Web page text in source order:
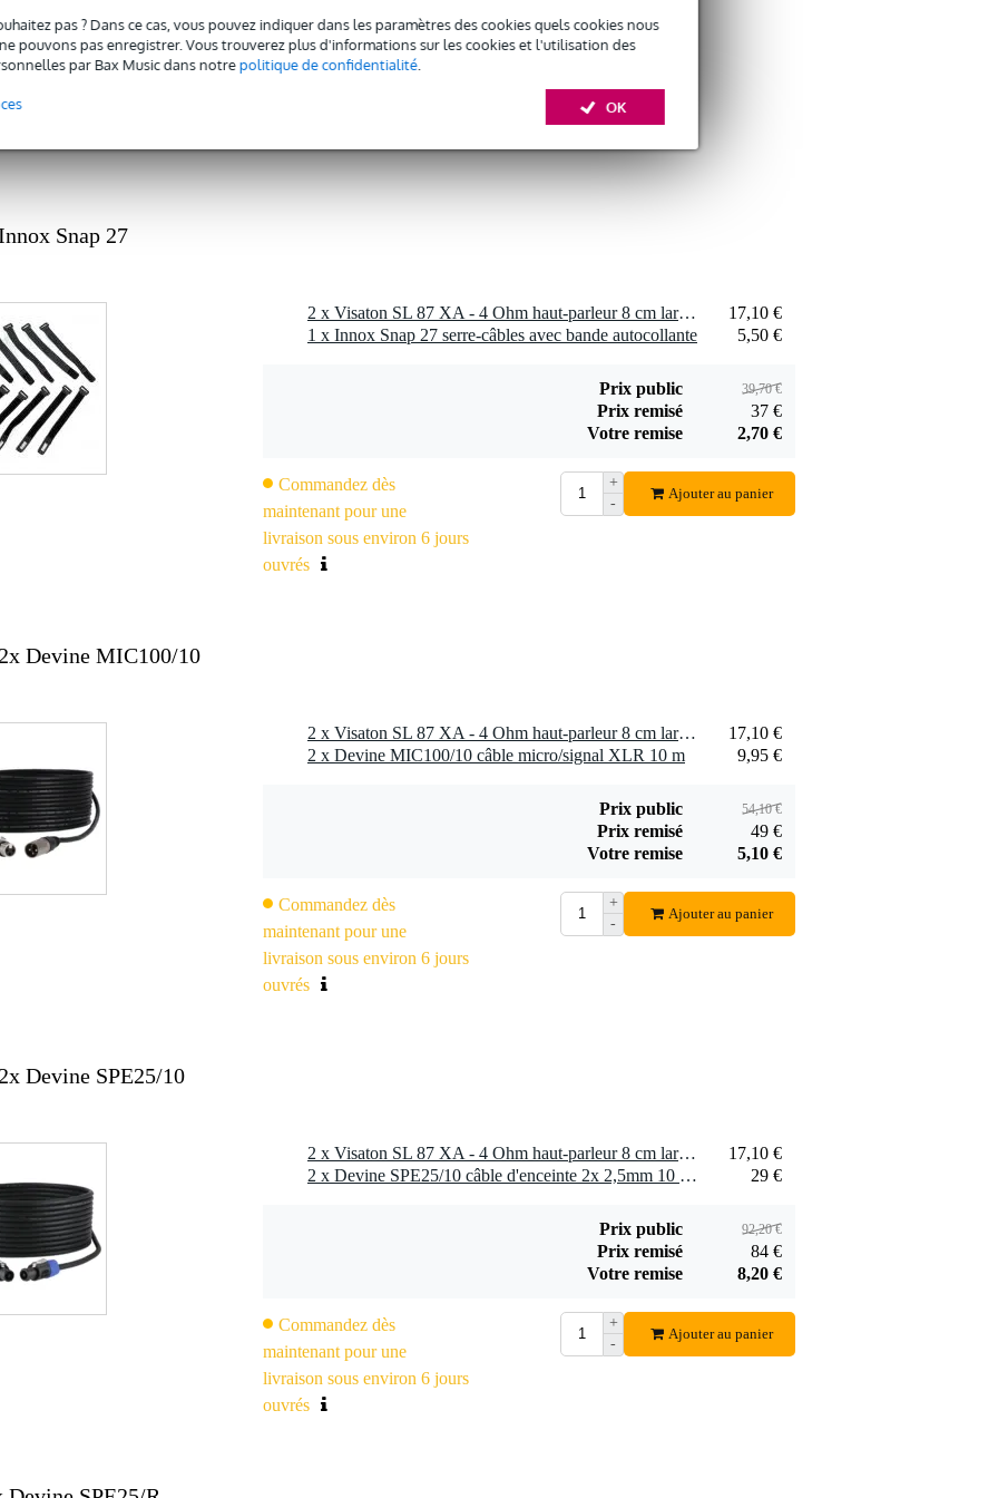
pas ? Dans ce cas, vous pouvez indiquer dans les paramètres des cookies quels cookies nous
pouvons pas enregistrer. Vous trouverez plus d'informations sur les cookies et l'utilisation des
par Bax Music dans notrepolitique de confidentialité.
OK
49 watts
kg
étanche Visaton SL 87 XA - 4 ohms
d'enregistrement DEEE) : DE 79837685
complète)
transparent
à 4 000 Hz
mm
mm
x 0,5 mm (-)
avant en cas d'encastrement dans un boîtier étanche ; un collage peut
profondeur, 16 heures)
contrôle pour appareils électroniques
Devine SPE25/10
câble d'enceinte 2x
Ajouter
câble de signal
jack-jack TRS 6,35
mètres
9,95 €
Devine SPE25/R
Snap 27
2 x Visaton SL 87 XA - 4 Ohm haut-parleur 8 cm large bande étanche
17,10 €
1 x Innox Snap 27 serre-câbles avec bande autocollante
5,50 €
Prix public 39,70 €
Prix remisé
37 €
Votre remise
2,70 €
Commandez dès
maintenant pour une
livraison sous environ 6 jours
ouvrés
+
-
Ajouter au panier
Devine MIC100/10
2 x Visaton SL 87 XA - 4 Ohm haut-parleur 8 cm large bande étanche
17,10 €
2 x Devine MIC100/10 câble micro/signal XLR 10 m
9,95 €
Prix public 54,10 €
Prix remisé
49 €
Votre remise
5,10 €
Commandez dès
maintenant pour une
livraison sous environ 6 jours
ouvrés
+
-
Ajouter au panier
Devine SPE25/10
2 x Visaton SL 87 XA - 4 Ohm haut-parleur 8 cm large bande étanche
17,10 €
2 x Devine SPE25/10 câble d'enceinte 2x 2,5mm 10 mètres
29 €
Prix public 92,20 €
Prix remisé
84 €
Votre remise
8,20 €
Commandez dès
maintenant pour une
livraison sous environ 6 jours
ouvrés
+
-
Ajouter au panier